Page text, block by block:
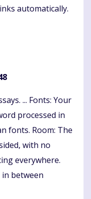
automatically.
... Fonts: Your
processed in
fonts. Room: The
with no
everywhere.
between